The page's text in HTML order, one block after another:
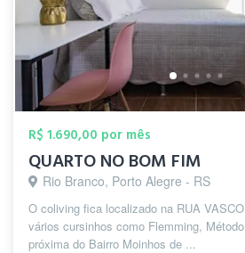
R$ 1.690,00 por mês
QUARTO NO BOM FIM
Rio Branco, Porto Alegre - RS
O coliving fica localizado na RUA
vários cursinhos como Flemming,
próxima do Bairro Moinhos de ...